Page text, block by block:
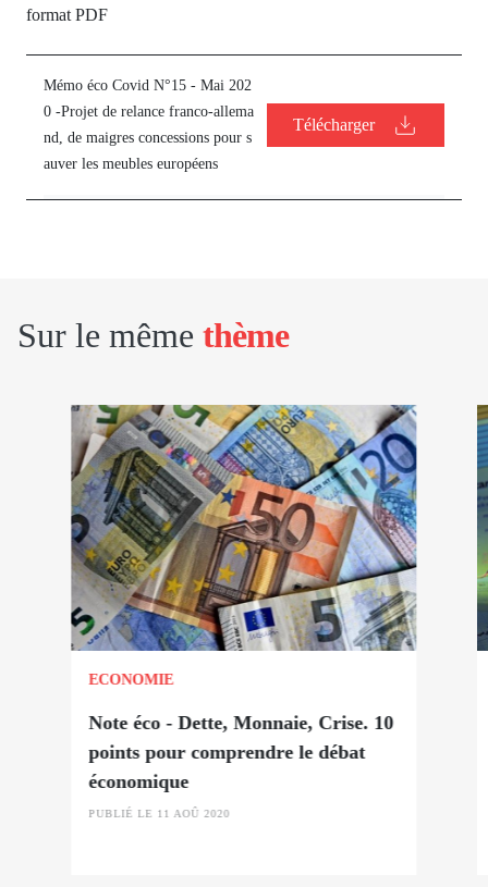
format PDF
Mémo éco Covid N°15 - Mai 202
0 -Projet de relance franco-allema
nd, de maigres concessions pour s
auver les meubles européens
Télécharger
Sur le même thème
ECONOMIE
Note éco - Dette, Monnaie, Crise. 10
points pour comprendre le débat
économique
PUBLIÉ LE 11 AOÛ 2020